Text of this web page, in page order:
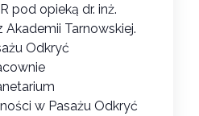
pod opieką dr. inż.
Tarnowskiej.
Odkryć
w Pasażu Odkryć